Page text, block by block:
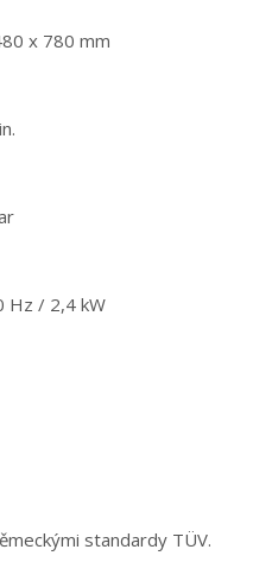
x 780 mm
Hz / 2,4 kW
standardy TÜV.